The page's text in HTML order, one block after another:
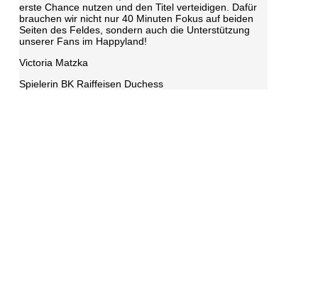
erste Chance nutzen und den Titel verteidigen. Dafür
brauchen wir nicht nur 40 Minuten Fokus auf beiden
Seiten des Feldes, sondern auch die Unterstützung
unserer Fans im Happyland!
Victoria Matzka
Spielerin BK Raiffeisen Duchess